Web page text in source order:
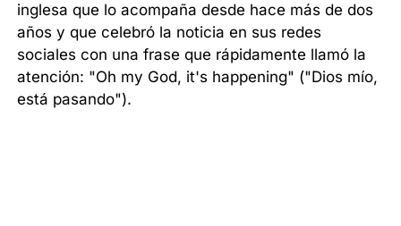
inglesa que lo acompaña desde hace más de dos
años y que celebró la noticia en sus redes
sociales con una frase que rápidamente llamó la
atención: "Oh my God, it's happening" ("Dios mío,
está pasando").